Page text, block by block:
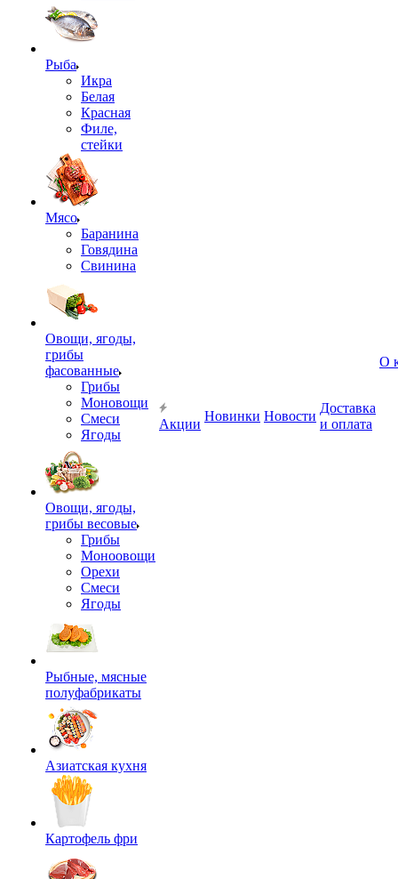
Рыба
Икра
Белая
Красная
Филе,
стейки
Мясо
Баранина
Говядина
Свинина
Овощи, ягоды,
грибы
фасованные
Грибы
Моновощи
Смеси
Ягоды
Овощи, ягоды,
грибы весовые
Грибы
Моноовощи
Орехи
Смеси
Ягоды
Рыбные, мясные
полуфабрикаты
Азиатская кухня
Картофель фри
Акции
Новинки Новости
Доставка
и оплата
О